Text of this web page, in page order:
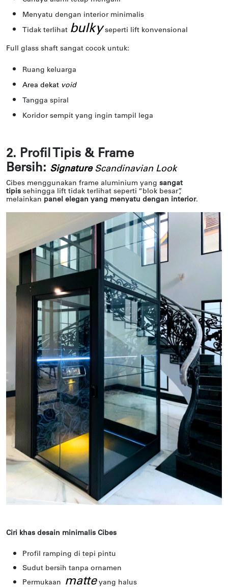
Menyatu dengan interior minimalis
Tidak terlihat bulky seperti lift konvensional
Full glass shaft sangat cocok untuk:
Ruang keluarga
Area dekat void
Tangga spiral
Koridor sempit yang ingin tampil lega
2. Profil Tipis & Frame
Bersih: Signature Scandinavian Look
Cibes menggunakan frame aluminium yang sangat
tipis sehingga lift tidak terlihat seperti “blok besar”,
melainkan panel elegan yang menyatu dengan interior.
Ciri khas desain minimalis Cibes
Profil ramping di tepi pintu
Sudut bersih tanpa ornamen
Permukaan matteyang halus